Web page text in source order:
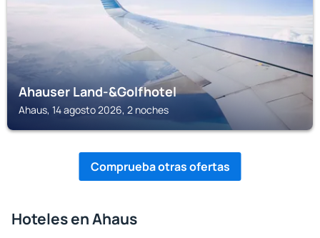
Ahauser Land-&Golfhotel
Ahaus, 14 agosto 2026, 2 noches
Comprueba otras ofertas
Hoteles en Ahaus